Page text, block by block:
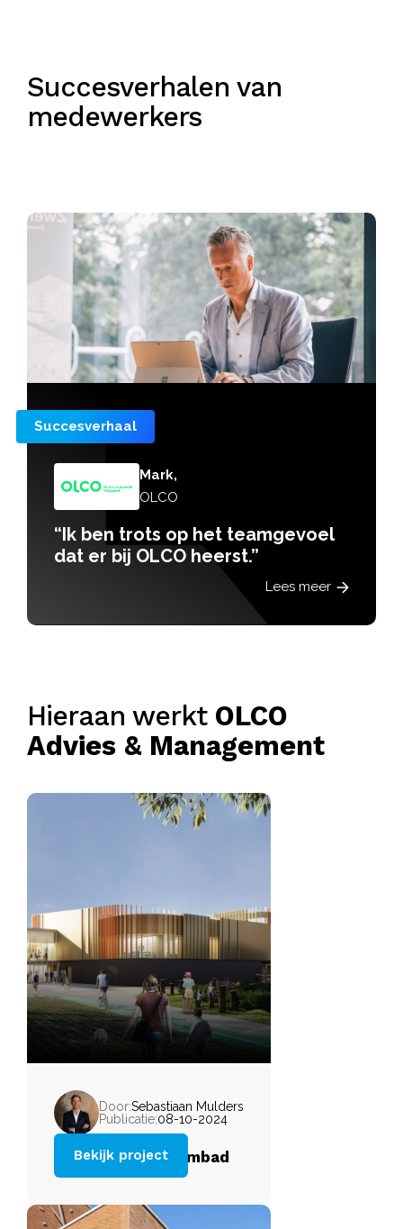
Succesverhalen van
medewerkers
Succesverhaal
Mark,
OLCO
“Ik ben trots op het teamgevoel
dat er bij OLCO heerst.”
Lees meer
Hieraan werkt OLCO
Advies & Management
Door:Sebastiaan Mulders
Publicatie:08-10-2024
Nieuwbouw zwembad
Bekijk project